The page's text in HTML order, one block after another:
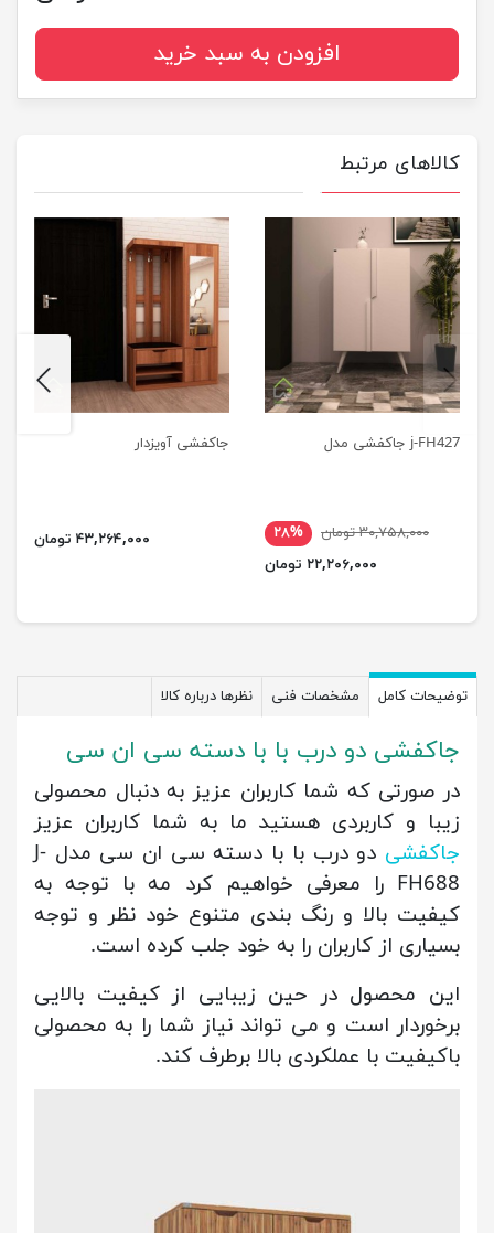
افزودن به سبد خرید
کالاهای مرتبط
j-FH427 جاکفشی مدل
۳۰,۷۵۸,۰۰۰ تومان
۲۸%
۲۲,۲۰۶,۰۰۰ تومان
جاکفشی آویزدار
۴۳,۲۶۴,۰۰۰ تومان
previus
توضیحات کامل مشخصات فنی نظرها درباره کالا
جاکفشی دو درب با با دسته سی ان سی
در صورتی که شما کاربران عزیز به دنبال محصولی
زیبا و کاربردی هستید ما به شما کاربران عزیز
جاکفشی
دو درب با با دسته سی ان سی مدل J-
FH688 را معرفی خواهیم کرد مه با توجه به
کیفیت بالا و رنگ بندی متنوع خود نظر و توجه
بسیاری از کاربران را به خود جلب کرده است.
این محصول در حین زیبایی از کیفیت بالایی
برخوردار است و می تواند نیاز شما را به محصولی
باکیفیت با عملکردی بالا برطرف کند.